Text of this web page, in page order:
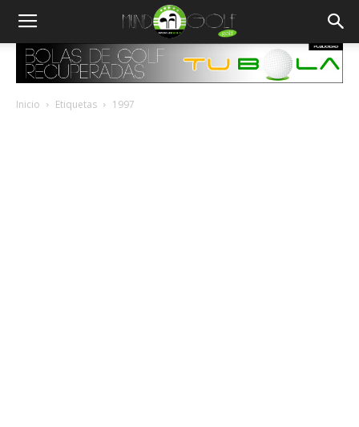
Inicio Etiquetas 1997